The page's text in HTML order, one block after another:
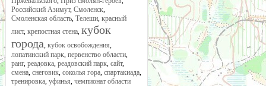
Российский Азимут, Смоленск,
Смоленская область, Телеши, красный
лист, крепостная стена, кубок
города, кубок освобождения,
лопатинский парк, первенство области,
ранг, реадовка, реадовский парк, сайт,
смена, снеговик, соколья гора, спартакиада,
тренировка, уфинья, чемпионат области